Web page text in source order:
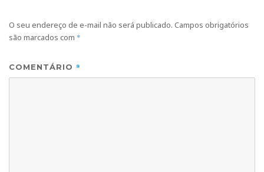
O seu endereço de e-mail não será publicado. Campos obrigatórios
são marcados com *
COMENTÁRIO *